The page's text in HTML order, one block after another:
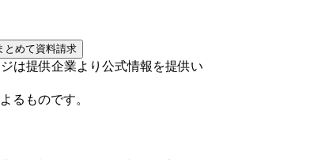
とめて資料請求
は提供企業より公式情報を提供い
るものです。